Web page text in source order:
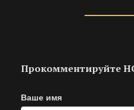
Прокомментируйте
Ваше имя